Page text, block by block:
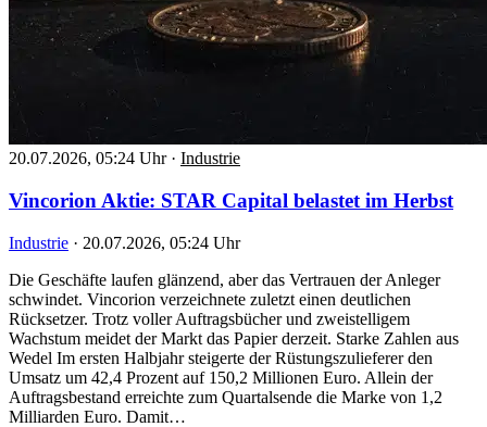
20.07.2026, 05:24 Uhr · Industrie
Vincorion Aktie: STAR Capital belastet im Herbst
Industrie · 20.07.2026, 05:24 Uhr
Die Geschäfte laufen glänzend, aber das Vertrauen der Anleger
schwindet. Vincorion verzeichnete zuletzt einen deutlichen
Rücksetzer. Trotz voller Auftragsbücher und zweistelligem
Wachstum meidet der Markt das Papier derzeit. Starke Zahlen aus
Wedel Im ersten Halbjahr steigerte der Rüstungszulieferer den
Umsatz um 42,4 Prozent auf 150,2 Millionen Euro. Allein der
Auftragsbestand erreichte zum Quartalsende die Marke von 1,2
Milliarden Euro. Damit…